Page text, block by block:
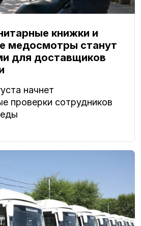
книжки и
медосмотры станут
для доставщиков
начнет
проверки сотрудников